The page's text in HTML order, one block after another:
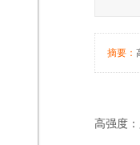
摘要：
高强度